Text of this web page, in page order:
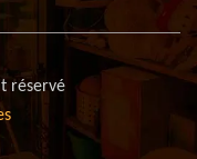
réservé